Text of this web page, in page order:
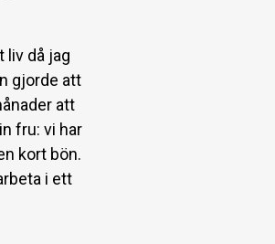
liv då jag
gjorde att
att
fru: vi har
kort bön.
i ett